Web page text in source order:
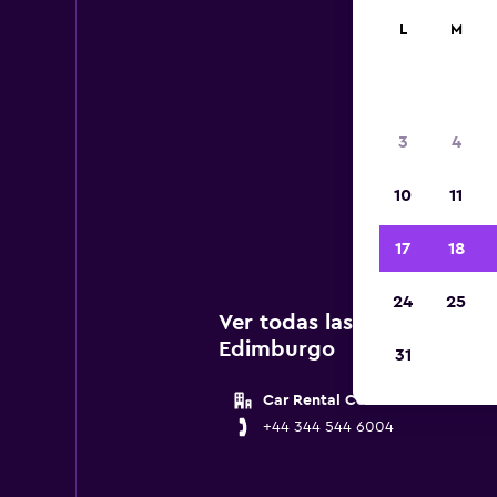
A
Ver todas las agencias de
Edimburgo
Car Rental Centre
+44 344 544 6004
L M
3 4
10 11
17 18
24 25
31